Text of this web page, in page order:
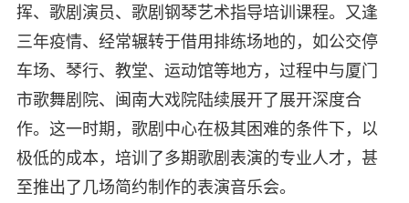
挥、歌剧演员、歌剧钢琴艺术指导培训课程。又逢
三年疫情、经常辗转于借用排练场地的，如公交停
车场、琴行、教堂、运动馆等地方，过程中与厦门
市歌舞剧院、闽南大戏院陆续展开了展开深度合
作。这一时期，歌剧中心在极其困难的条件下，以
极低的成本，培训了多期歌剧表演的专业人才，甚
至推出了几场简约制作的表演音乐会。